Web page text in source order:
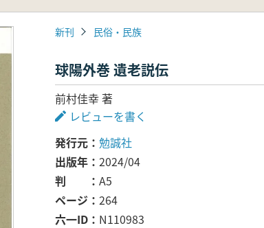
新刊 民俗・民族
球陽外巻 遺老説伝
前村佳幸 著
レビューを書く
発行元
勉誠社
出版年
2024/04
判
A5
ページ
264
六一ID
N110983